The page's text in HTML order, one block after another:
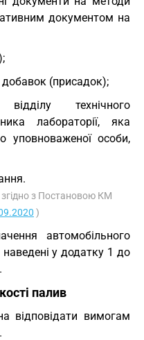
документом на
добавок (присадок);
технічного
лабораторії, яка
уповноваженої особи,
з Постановою КМ
)
автомобільного
у додатку 1 до
палив
відповідати вимогам